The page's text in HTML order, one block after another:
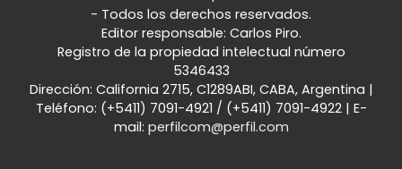
- Todos los derechos reservados.
Editor responsable: Carlos Piro.
Registro de la propiedad intelectual número
5346433
Dirección: California 2715, C1289ABI, CABA, Argentina |
Teléfono: (+5411) 7091-4921 / (+5411) 7091-4922| E-
mail: perfilcom@perfil.com